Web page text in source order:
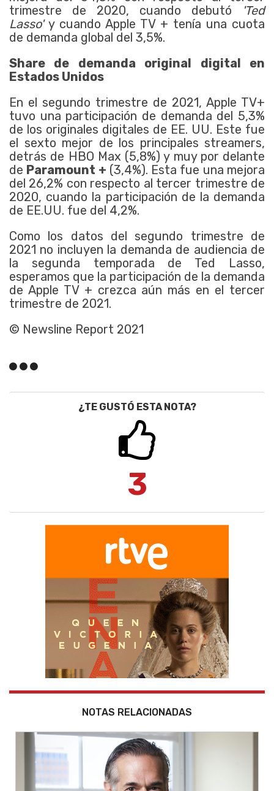
trimestre de 2020, cuando debutó
'Ted
Lasso'y cuando Apple TV + tenía una cuota
de demanda global del 3,5%.
Share de demanda original digital en
Estados Unidos
En el segundo trimestre de 2021, Apple TV+
tuvo una participación de demanda del 5,3%
de los originales digitales de EE. UU. Este fue
el sexto mejor de los principales streamers,
detrás de HBO Max (5,8%) y muy por delante
de Paramount + (3,4%). Esta fue una mejora
del 26,2% con respecto al tercer trimestre de
2020, cuando la participación de la demanda
de EE.UU. fue del 4,2%.
Como los datos del segundo trimestre de
2021 no incluyen la demanda de audiencia de
la segunda temporada de Ted Lasso,
esperamos que la participación de la demanda
de Apple TV + crezca aún más en el tercer
trimestre de 2021.
© Newsline Report 2021
¿TE GUSTÓ ESTA NOTA?
3
NOTAS RELACIONADAS